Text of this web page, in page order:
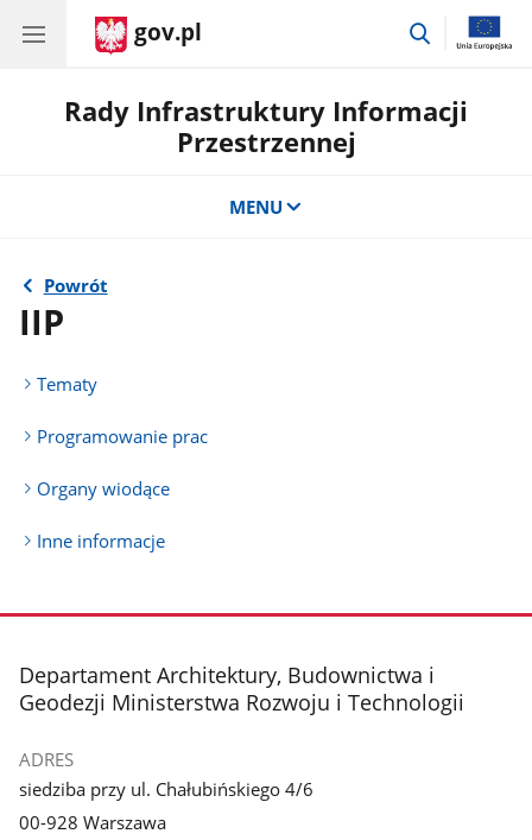
gov.pl
przejdź
Rady Infrastruktury Informacji
Przestrzennej
MENU
Powrót
IIP
Tematy
Programowanie prac
Organy wiodące
Inne informacje
stopka
Departament Architektury, Budownictwa i
Geodezji Ministerstwa Rozwoju i Technologii
ADRES
siedziba przy ul. Chałubińskiego 4/6
00-928 Warszawa